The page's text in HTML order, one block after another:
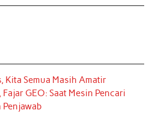
Kita Semua Masih Amatir
Fajar GEO: Saat Mesin Pencari
Penjawab